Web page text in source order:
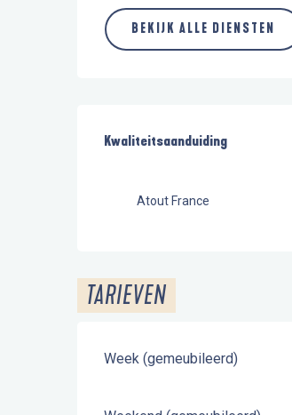
BEKIJK ALLE DIENSTEN
Dienstverlening
Kwaliteitsaanduiding
Kwaliteitsaanduiding
Atout France
TARIEVEN
Week (gemeubileerd)